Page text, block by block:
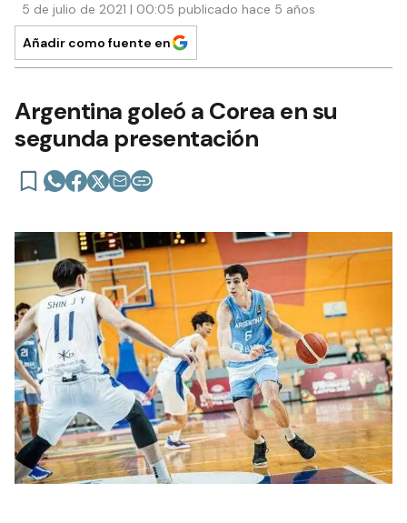
5 de julio de 2021 | 00:05 publicado hace 5 años
Añadir como fuente en
Argentina goleó a Corea en su
segunda presentación